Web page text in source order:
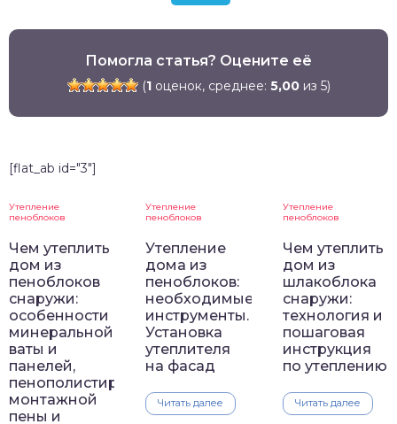
Помогла статья? Оцените её
(1оценок, среднее: 5,00из 5)
[flat_ab id="3"]
Утепление
пеноблоков
Чем утеплить
дом из
пеноблоков
снаружи:
особенности
минеральной
ваты и
панелей,
пенополистирола,
монтажной
пены и
Утепление
пеноблоков
Утепление
дома из
пеноблоков:
необходимые
инструменты.
Установка
утеплителя
на фасад
Читать далее
Утепление
пеноблоков
Чем утеплить
дом из
шлакоблока
снаружи:
технология и
пошаговая
инструкция
по утеплению
Читать далее